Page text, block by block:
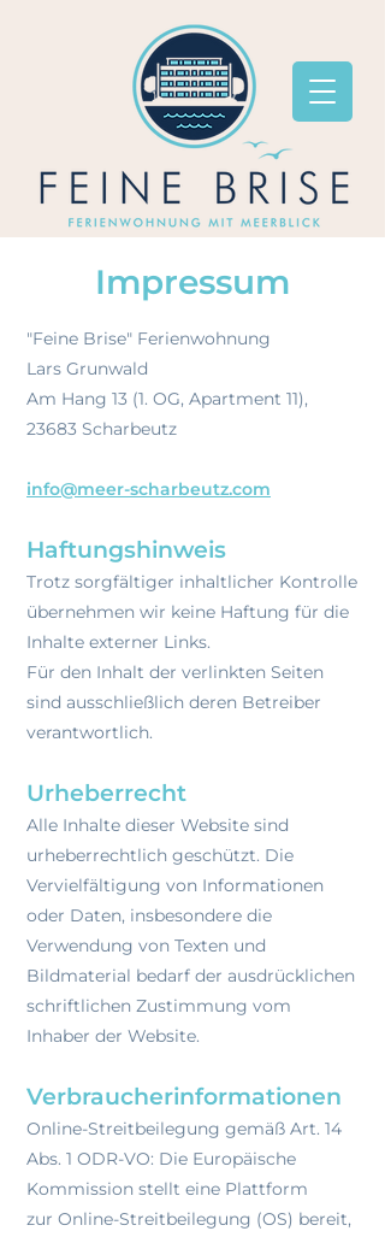
Impressum
"Feine Brise" Ferienwohnung
Lars Grunwald
Am Hang 13 (1. OG, Apartment 11),
23683 Scharbeutz
info@meer-scharbeutz.com
Haftungshinweis
Trotz sorgfältiger inhaltlicher Kontrolle
übernehmen wir keine Haftung für die
Inhalte externer Links.
Für den Inhalt der verlinkten Seiten
sind ausschließlich deren Betreiber
verantwortlich.
​Urheberrecht
Alle Inhalte dieser Website sind
urheberrechtlich geschützt. Die
Vervielfältigung von Informationen
oder Daten, insbesondere die
Verwendung von Texten und
Bildmaterial bedarf der ausdrücklichen
schriftlichen Zustimmung vom
Inhaber der Website.
Verbraucherinformationen
Online-Streitbeilegung gemäß Art. 14
Abs. 1 ODR-VO: Die Europäische
Kommission stellt eine Plattform
zur Online-Streitbeilegung (OS) bereit,